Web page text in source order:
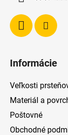
Informácie
Veľkosti
Materiál a
Poštovné
Obchodné